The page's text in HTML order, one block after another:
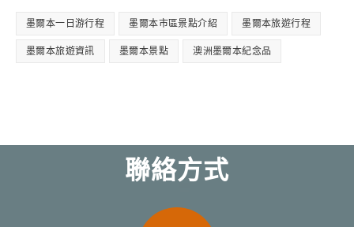
墨爾本一日游行程 墨爾本市區景點介紹 墨爾本旅遊行程
墨爾本旅遊資訊 墨爾本景點 澳洲墨爾本紀念品
聯絡方式